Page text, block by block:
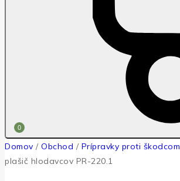
0
Domov / Obchod / Prípravky proti škodcom
plašič hlodavcov PR-220.1